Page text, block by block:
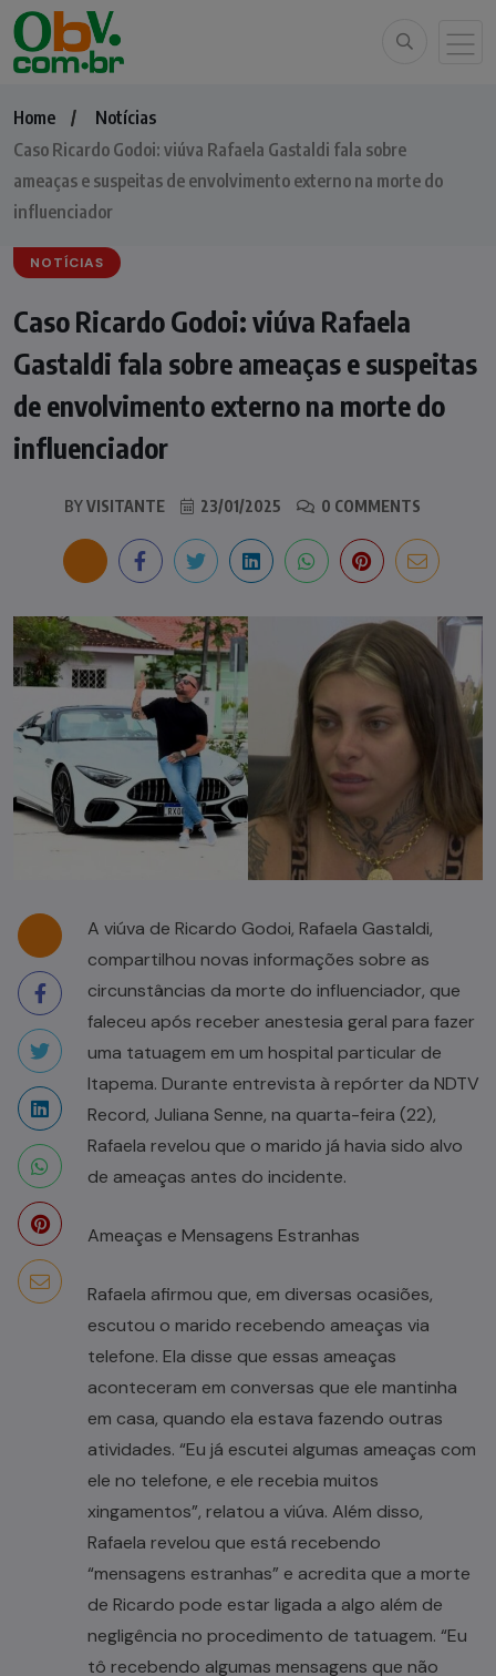
Home
Notícias
Caso Ricardo Godoi: viúva Rafaela Gastaldi fala sobre
ameaças e suspeitas de envolvimento externo na morte do
influenciador
NOTÍCIAS
Caso Ricardo Godoi: viúva Rafaela
Gastaldi fala sobre ameaças e suspeitas
de envolvimento externo na morte do
influenciador
BYVISITANTE 23/01/2025 0 COMMENTS
A viúva de Ricardo Godoi, Rafaela Gastaldi,
compartilhou novas informações sobre as
circunstâncias da morte do influenciador, que
faleceu após receber anestesia geral para fazer
uma tatuagem em um hospital particular de
Itapema. Durante entrevista à repórter da NDTV
Record, Juliana Senne, na quarta-feira (22),
Rafaela revelou que o marido já havia sido alvo
de ameaças antes do incidente.
Ameaças e Mensagens Estranhas
Rafaela afirmou que, em diversas ocasiões,
escutou o marido recebendo ameaças via
telefone. Ela disse que essas ameaças
aconteceram em conversas que ele mantinha
em casa, quando ela estava fazendo outras
atividades. “Eu já escutei algumas ameaças com
ele no telefone, e ele recebia muitos
xingamentos”, relatou a viúva. Além disso,
Rafaela revelou que está recebendo
“mensagens estranhas” e acredita que a morte
de Ricardo pode estar ligada a algo além de
negligência no procedimento de tatuagem. “Eu
tô recebendo algumas mensagens que não